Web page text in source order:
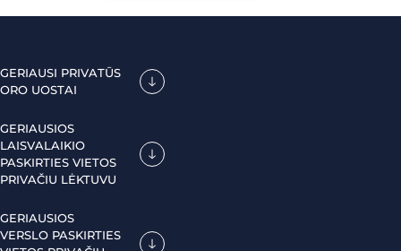
GERIAUSI PRIVATŪS
ORO UOSTAI
GERIAUSIOS
LAISVALAIKIO
PASKIRTIES VIETOS
PRIVAČIU LĖKTUVU
GERIAUSIOS
VERSLO PASKIRTIES